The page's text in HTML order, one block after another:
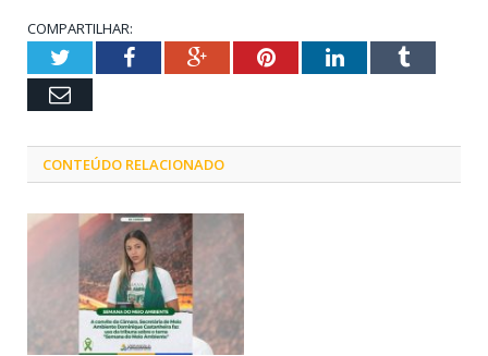
COMPARTILHAR:
TwitterFacebookGoogle+PinterestLinkedInTumblr
Email
CONTEÚDO RELACIONADO